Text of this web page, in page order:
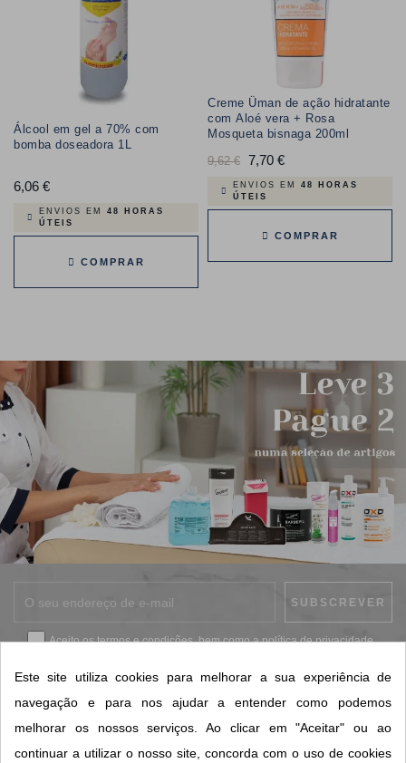
Álcool em gel a 70% com
bomba doseadora 1L
6,06 €Preço
ENVIOS EM 48 HORAS
ÚTEIS
COMPRAR
Creme Üman de ação hidratante
com Aloé vera + Rosa
Mosqueta bisnaga 200ml
Preço
normal
9,62 € 7,70 €Preço
ENVIOS EM 48 HORAS
ÚTEIS
COMPRAR
Aceito ostermos e condições, bem como apolítica de privacidade.
CONTACTOS SORISA
Este site utiliza cookies para melhorar a sua experiência de
navegação e para nos ajudar a entender como podemos
melhorar os nossos serviços. Ao clicar em "Aceitar" ou ao
continuar a utilizar o nosso site, concorda com o uso de cookies